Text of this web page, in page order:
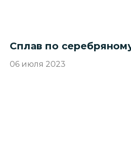
Сплав по
06 июля 2023